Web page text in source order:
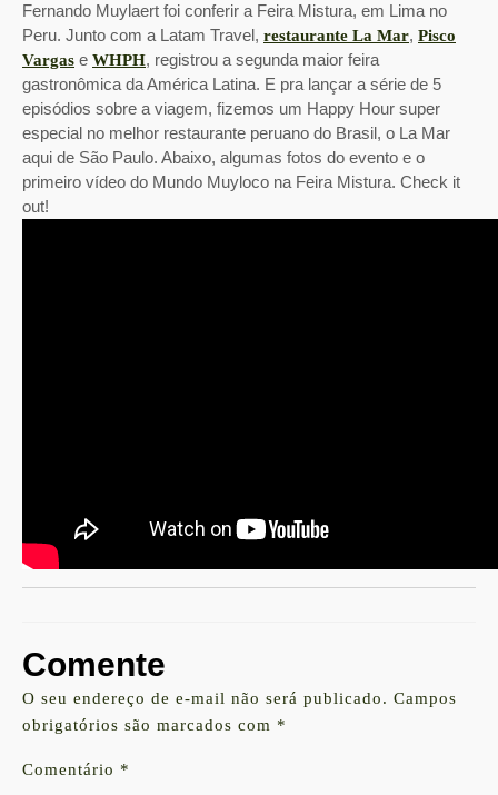
Fernando Muylaert foi conferir a Feira Mistura, em Lima no
Peru. Junto com a Latam Travel, restaurante La Mar, Pisco
Vargas e WHPH, registrou a segunda maior feira
gastronômica da América Latina. E pra lançar a série de 5
episódios sobre a viagem, fizemos um Happy Hour super
especial no melhor restaurante peruano do Brasil, o La Mar
aqui de São Paulo. Abaixo, algumas fotos do evento e o
primeiro vídeo do Mundo Muyloco na Feira Mistura. Check it
out!
Comente
O seu endereço de e-mail não será publicado. Campos
obrigatórios são marcados com *
Comentário *